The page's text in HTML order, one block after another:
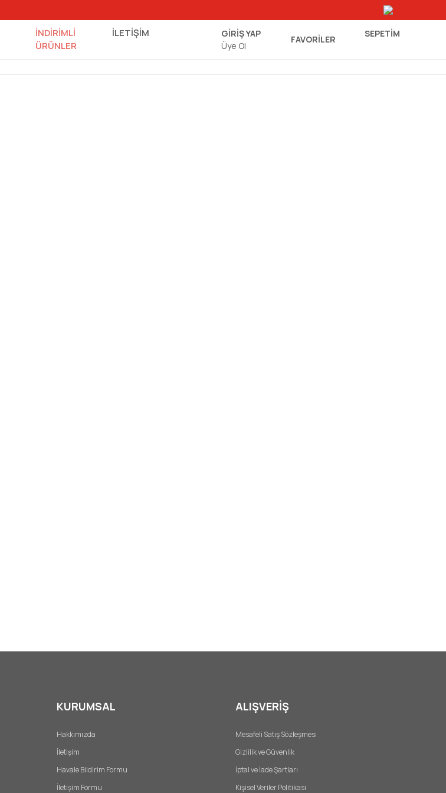
İNDİRİMLİ
ÜRÜNLER
İLETİŞİM
GİRİŞ YAP
Üye Ol
FAVORİLER SEPETIM
KURUMSAL
Hakkımızda
İletişim
Havale Bildirim Formu
İletişim Formu
ALIŞVERİŞ
Mesafeli Satış Sözleşmesi
Gizlilik ve Güvenlik
İptal ve İade Şartları
Kişisel Veriler Politikası